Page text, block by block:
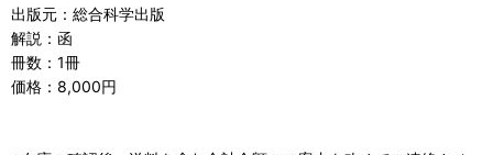
出版元：総合科学出版
解説：函
冊数：1冊
価格：8,000円